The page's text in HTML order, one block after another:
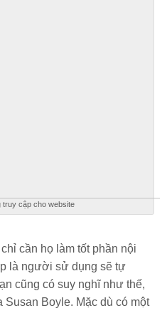
truy cập cho website
cần họ làm tốt phần nội
là người sử dụng sẽ tự
cũng có suy nghĩ như thế,
Boyle. Mặc dù có một